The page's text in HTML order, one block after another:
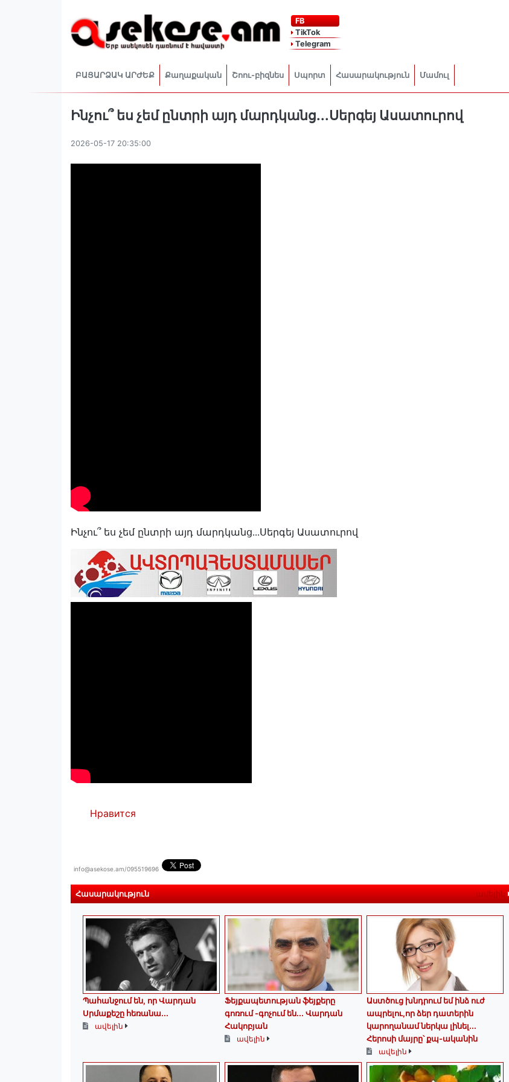
FB
TikTok
Telegram
ԲԱՑԱՐՁԱԿ ԱՐԺԵՔ Քաղաքական Շոու-բիզնես Սպորտ Հասարակություն Մամուլ
Ինչու՞ ես չեմ ընտրի այդ մարդկանց․․․Սերգեյ Ասատուրով
2026-05-17 20:35:00
Ինչու՞ ես չեմ ընտրի այդ մարդկանց․․․Սերգեյ Ասատուրով
Нравится
info@asekose.am/095519696
Հասարակություն ավելին
Պահանջում են, որ Վարդան
Սրմաքեշը հեռանա․․․
ավելին
Ֆեյքապետության ֆեյքերը
գոռում -գոչում են․․․ Վարդան
Հակոբյան
ավելին
Աստծուց խնդրում եմ ինձ ուժ
ապրելու,որ ձեր դատերին
կարողանամ ներկա լինել․․․
Հերոսի մայրը՝ քպ-ականին
ավելին